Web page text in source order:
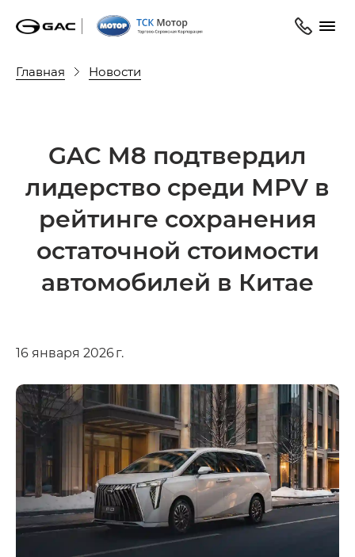
Главная Новости
GAC M8 подтвердил
лидерство среди MPV в
рейтинге сохранения
остаточной стоимости
автомобилей в Китае
16 января 2026 г.